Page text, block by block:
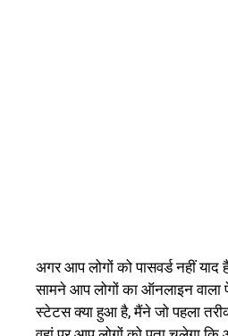
अगर आप लोगों को पासवर्ड नहीं
सामने आप लोगों का ऑनलाइन
स्टेटस क्या हुआ है, मैंने जो पहला